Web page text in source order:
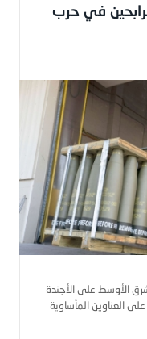
في حرب
الأوسط على الأجندة
العناوين المأساوية